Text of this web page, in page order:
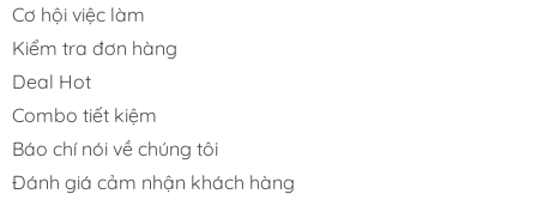
Cơ hội việc làm
Kiểm tra đơn hàng
Deal Hot
Combo tiết kiệm
Báo chí nói về chúng tôi
Đánh giá cảm nhận khách hàng